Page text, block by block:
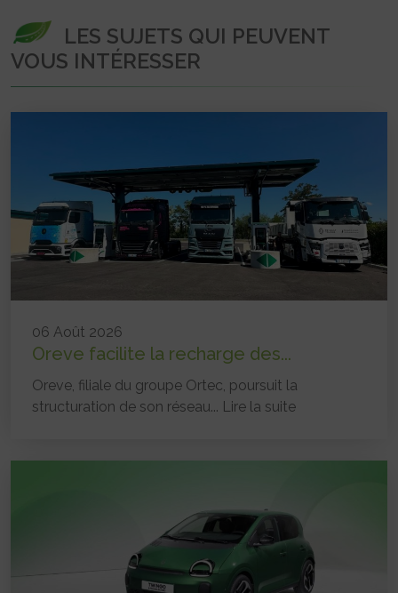
LES SUJETS QUI PEUVENT
VOUS INTÉRESSER
06 Août 2026
Oreve facilite la recharge des...
Oreve, filiale du groupe Ortec, poursuit la
structuration de son réseau... Lire la suite